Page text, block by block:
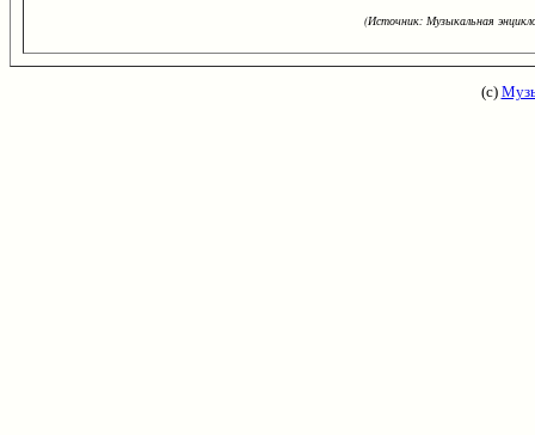
(Источник: Музыкальная
(с)